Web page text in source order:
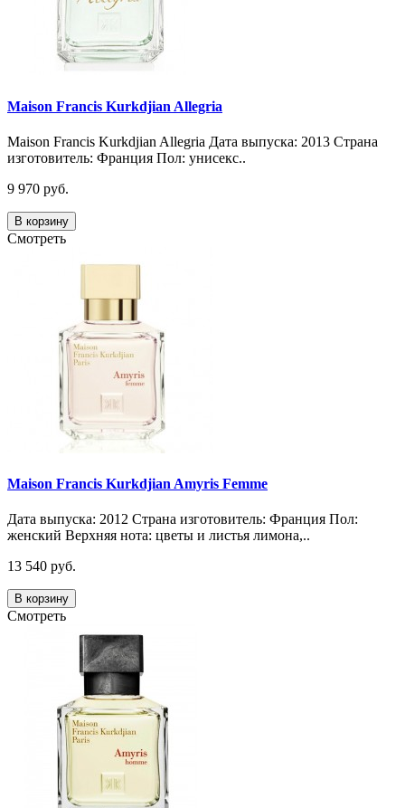
Maison Francis Kurkdjian Allegria
Maison Francis Kurkdjian Allegria Дата выпуска: 2013 Страна
изготовитель: Франция Пол: унисекс..
9 970 руб.
В корзину
Смотреть
Maison Francis Kurkdjian Amyris Femme
Дата выпуска: 2012 Страна изготовитель: Франция Пол:
женский Верхняя нота: цветы и листья лимона,..
13 540 руб.
В корзину
Смотреть